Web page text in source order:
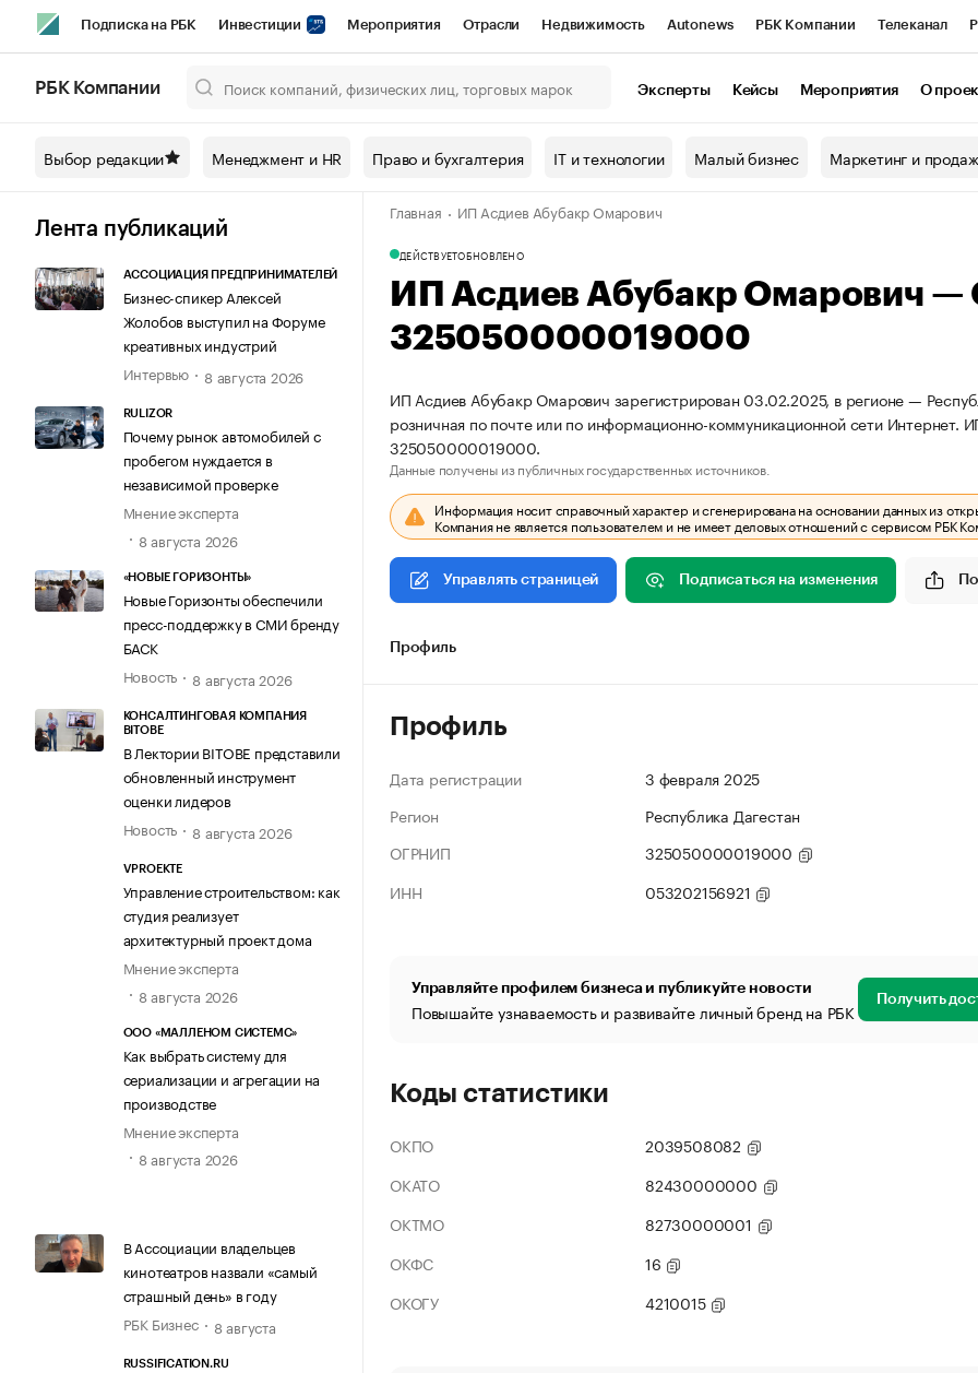
Подписка на РБК Инвестиции Мероприятия Отрасли Недвижимость Autonews РБК Компании Телеканал
Спецпроекты СПб Конференции СПб Спецпроекты Проверка контрагентов
Технологии и медиа Рынок наличной валюты
РБК Компании Эксперты Кейсы Мероприятия О
Выбор редакции Менеджмент и HR Право и бухгалтерия IT и технологии Малый бизнес Маркетинг и
Лента публикаций
АССОЦИАЦИЯ ПРЕДПРИНИМАТЕЛЕЙ
Бизнес-спикер Алексей
Жолобов выступил на Форуме
креативных индустрий
Интервью
8 августа 2026
RULIZOR
Почему рынок автомобилей с
пробегом нуждается в
независимой проверке
Мнение эксперта
8 августа 2026
«НОВЫЕ ГОРИЗОНТЫ»
Новые Горизонты обеспечили
пресс-поддержку в СМИ бренду
БАСК
Новость
8 августа 2026
КОНСАЛТИНГОВАЯ КОМПАНИЯ
BITOBE
В Лектории BITOBE представили
обновленный инструмент
оценки лидеров
Новость
8 августа 2026
VPROEKTE
Управление строительством: как
студия реализует
архитектурный проект дома
Мнение эксперта
8 августа 2026
ООО «МАЛЛЕНОМ СИСТЕМС»
Как выбрать систему для
сериализации и агрегации на
производстве
Мнение эксперта
8 августа 2026
В Ассоциации владельцев
кинотеатров назвали «самый
страшный день» в году
РБК Бизнес
8 августа
RUSSIFICATION.RU
Главная ИП Асдиев Абубакр Омарович
ДЕЙСТВУЕТОБНОВЛЕНО
ИП Асдиев Абубакр Омарович
325050000019000
ИП Асдиев Абубакр Омарович зарегистрирован 03.02.2025, в регионе —
розничная по почте или по информационно-коммуникационной сети
325050000019000.
Данные получены из публичных государственных источников.
Информация носит справочный характер и сгенерирована на основании данных из
Компания не является пользователем и не имеет деловых отношений с сервисом РБК
Управлять страницей Подписаться на изменения
Профиль
Профиль
Дата регистрации
3 февраля 2025
Регион
Республика Дагестан
ОГРНИП
325050000019000
ИНН
053202156921
Управляйте профилем бизнеса и публикуйте новости
Повышайте узнаваемость и развивайте личный бренд на РБК Получить
Коды статистики
ОКПО
2039508082
ОКАТО
82430000000
ОКТМО
82730000001
ОКФС
16
ОКОГУ
4210015